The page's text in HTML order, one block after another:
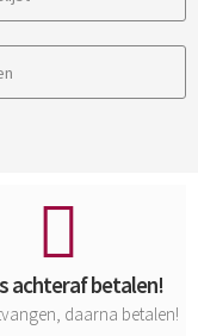
achteraf betalen!
daarna betalen!